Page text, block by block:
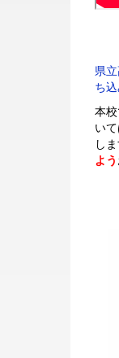
県
ち
本
い
し
よう